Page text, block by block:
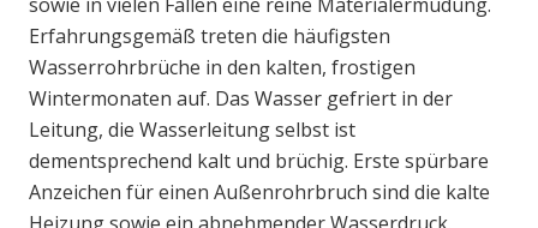
Erfahrungsgemäß treten die häufigsten
Wasserrohrbrüche in den kalten, frostigen
Wintermonaten auf. Das Wasser gefriert in der
Leitung, die Wasserleitung selbst ist
dementsprechend kalt und brüchig. Erste spürbare
Anzeichen für einen Außenrohrbruch sind die kalte